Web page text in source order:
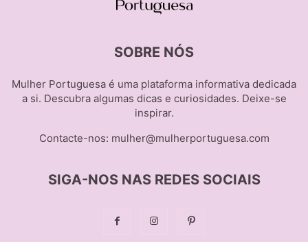
SOBRE NÓS
Mulher Portuguesa é uma plataforma informativa dedicada
a si. Descubra algumas dicas e curiosidades. Deixe-se
inspirar.
Contacte-nos: mulher@mulherportuguesa.com
SIGA-NOS NAS REDES SOCIAIS